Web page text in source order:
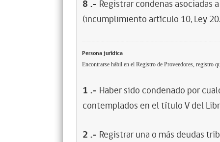
8 .- Registrar condenas asociadas
(incumplimiento artículo 10, Ley
Persona jurídica
Encontrarse hábil en el Registro de Proveedores, registro
1 .- Haber sido condenado por
contemplados en el título V del
2 .- Registrar una o más deudas